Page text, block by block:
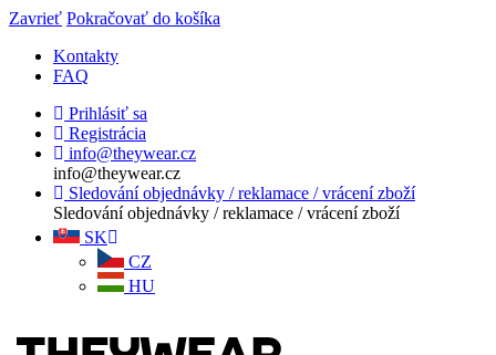
Zavrieť Pokračovať do košíka
Kontakty
FAQ
Prihlásiť sa
Registrácia
info@theywear.cz
info@theywear.cz
Sledování objednávky / reklamace / vrácení zboží
Sledování objednávky / reklamace / vrácení zboží
SK
CZ
HU